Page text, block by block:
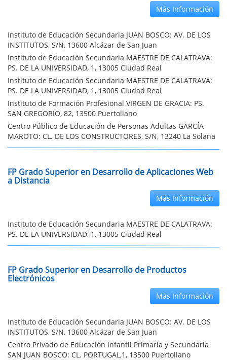
Más Información
Instituto de Educación Secundaria JUAN BOSCO: AV. DE LOS
INSTITUTOS, S/N, 13600 Alcázar de San Juan
Instituto de Educación Secundaria MAESTRE DE CALATRAVA:
PS. DE LA UNIVERSIDAD, 1, 13005 Ciudad Real
Instituto de Educación Secundaria MAESTRE DE CALATRAVA:
PS. DE LA UNIVERSIDAD, 1, 13005 Ciudad Real
Instituto de Formación Profesional VIRGEN DE GRACIA: PS.
SAN GREGORIO, 82, 13500 Puertollano
Centro Público de Educación de Personas Adultas GARCÍA
MAROTO: CL. DE LOS CONSTRUCTORES, S/N, 13240 La Solana
FP Grado Superior en Desarrollo de Aplicaciones Web
a Distancia
Más Información
Instituto de Educación Secundaria MAESTRE DE CALATRAVA:
PS. DE LA UNIVERSIDAD, 1, 13005 Ciudad Real
FP Grado Superior en Desarrollo de Productos
Electrónicos
Más Información
Instituto de Educación Secundaria JUAN BOSCO: AV. DE LOS
INSTITUTOS, S/N, 13600 Alcázar de San Juan
Centro Privado de Educación Infantil Primaria y Secundaria
SAN JUAN BOSCO: CL. PORTUGAL,1, 13500 Puertollano